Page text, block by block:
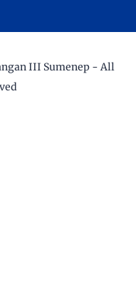
III Sumenep - All